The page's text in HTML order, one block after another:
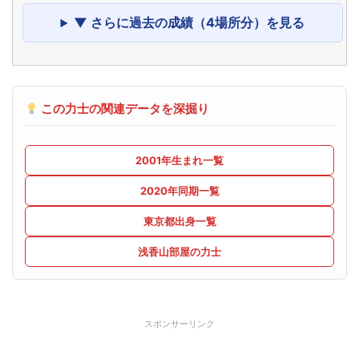
▼ さらに過去の成績（4場所分）を見る
この力士の関連データを深掘り
2001年生まれ一覧
2020年同期一覧
東京都出身一覧
浅香山部屋の力士
スポンサーリンク